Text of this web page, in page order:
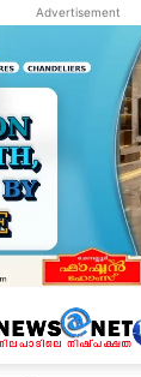
Advertisement